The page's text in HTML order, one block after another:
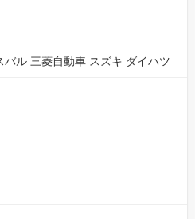
バル 三菱自動車 スズキ ダイハツ